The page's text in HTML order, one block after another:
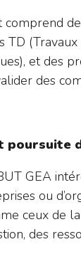
comprend
TD
et des
des
poursuite
GEA
ou
ceux de
des